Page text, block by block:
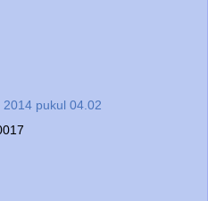
pukul 04.02